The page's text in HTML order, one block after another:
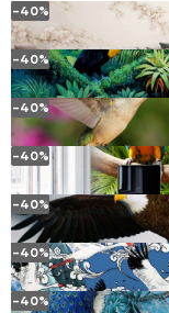
-40%
ab6.12€(10.20€)
-40%
ab6.12 € (10.20€)
-40%
ab 6. (10.20€)
-40%
ab6. 12€
-40%
ab6.12€(10.20 €)
-40%
-40%